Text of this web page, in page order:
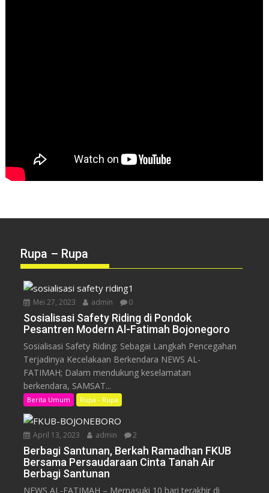
Rupa – Rupa
Mei 27, 2023 admin 0
Sosialisasi Safety Riding di Pondok
Pesantren Modern Al-Fatimah Bojonegoro
Sosialisasi Safety Riding: Sebagai Langkah Pencegahan
Terjadinya Kecelakaan Berkendara NEWS AL-
FATIMAH; Dalam mendukung keselamatan
berkendara, SAMSAT...
Berita Umum Rupa - Rupa
April 13, 2023 admin 2
Berbagi Santunan, Berkah Ramadhan FKUB
Bersama Persaudaraan Cinta Tanah Air
Berbagi Santunan
NEWS AL-FATIMAH – Memasuki 10 hari terakhir di